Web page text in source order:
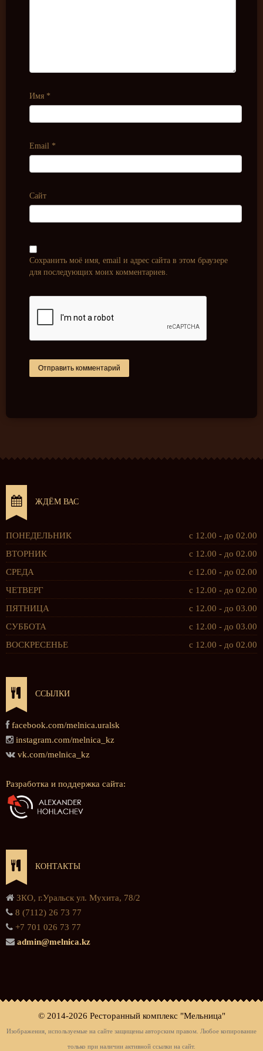
Имя *
Email *
Сайт
Сохранить моё имя, email и адрес сайта в этом браузере
для последующих моих комментариев.
ЖДЁМ ВАС
ПОНЕДЕЛЬНИК
с 12.00 - до 02.00
ВТОРНИК
с 12.00 - до 02.00
СРЕДА
с 12.00 - до 02.00
ЧЕТВЕРГ
с 12.00 - до 02.00
ПЯТНИЦА
с 12.00 - до 03.00
СУББОТА
с 12.00 - до 03.00
ВОСКРЕСЕНЬЕ
с 12.00 - до 02.00
ССЫЛКИ
facebook.com/melnica.uralsk
instagram.com/melnica_kz
vk.com/melnica_kz
Разработка и поддержка сайта:
КОНТАКТЫ
ЗКО, г.Уральск ул. Мухита, 78/2
8 (7112) 26 73 77
+7 701 026 73 77
admin@melnica.kz
© 2014-2026 Ресторанный комплекс "Мельница"
Изображения, используемые на сайте защищены авторским правом. Любое копирование
только при наличии активной ссылки на сайт.